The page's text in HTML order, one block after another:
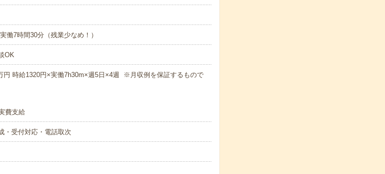
働7時間30分（残業少なめ！）
OK
時給1320円×実働7h30m×週5日×4週 ※月収例を保証するもので
費支給
・受付対応・電話取次